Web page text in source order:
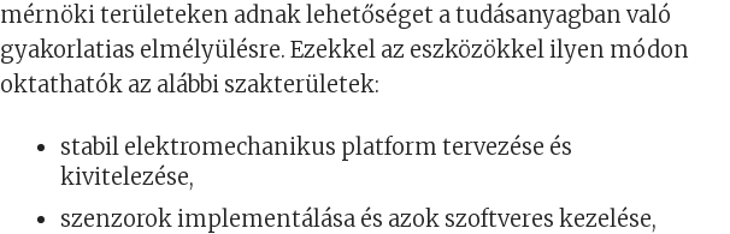
mérnöki területeken adnak lehetőséget a tudásanyagban való
gyakorlatias elmélyülésre. Ezekkel az eszközökkel ilyen módon
oktathatók az alábbi szakterületek:
stabil elektromechanikus platform tervezése és
kivitelezése,
szenzorok implementálása és azok szoftveres kezelése,